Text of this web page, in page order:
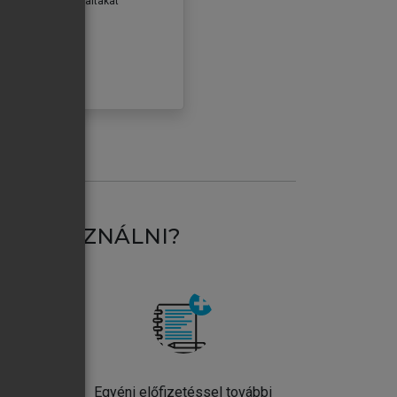
HASZNÁLNI?
Egyéni előfizetéssel további